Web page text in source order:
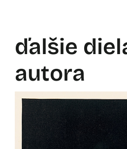
ďalšie
autora